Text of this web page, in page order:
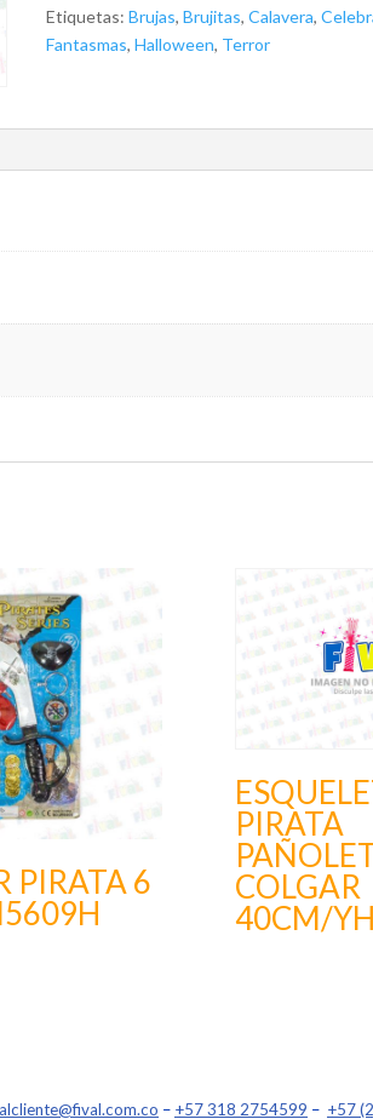
Etiquetas:Brujas,Brujitas,Calavera,
Fantasmas,Halloween, Terror
PIRATA 6
PIRATA
COLGAR
40CM/
– +57 318 2754599 – +57